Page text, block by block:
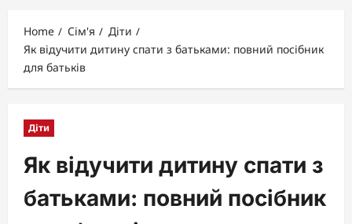
Home Сім'я
Діти
Як відучити дитину спати з батьками: повний посібник
для батьків
Діти
Як відучити дитину спати з
батьками: повний посібник